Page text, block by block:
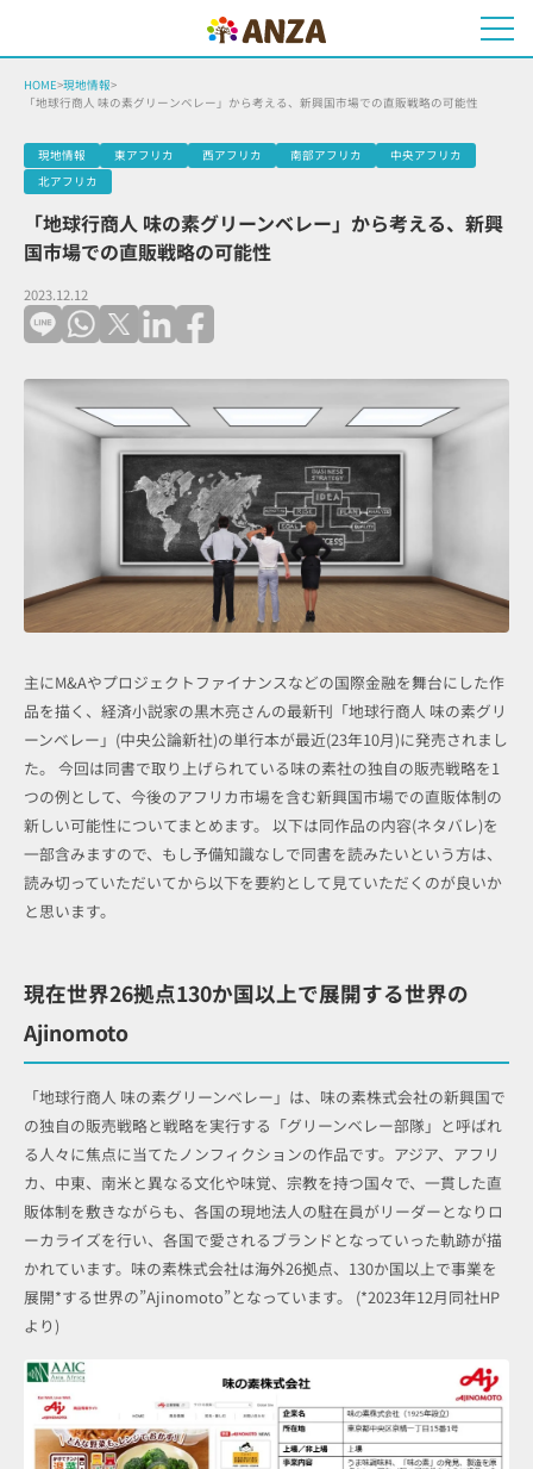
HOME>現地情報>
「地球行商人 味の素グリーンベレー」から考える、新興国市場での直販戦略の可能性
現地情報 東アフリカ 西アフリカ 南部アフリカ
中央アフリカ
北アフリカ
「地球行商人 味の素グリーンベレー」から考える、新興
国市場での直販戦略の可能性
2023.12.12
主にM&Aやプロジェクトファイナンスなどの国際金融を舞台にした作
品を描く、経済小説家の黒木亮さんの最新刊「地球行商人 味の素グリ
ーンベレー」(中央公論新社)の単行本が最近(23年10月)に発売されまし
た。 今回は同書で取り上げられている味の素社の独自の販売戦略を1
つの例として、今後のアフリカ市場を含む新興国市場での直販体制の
新しい可能性についてまとめます。 以下は同作品の内容(ネタバレ)を
一部含みますので、もし予備知識なしで同書を読みたいという方は、
読み切っていただいてから以下を要約として見ていただくのが良いか
と思います。
現在世界26拠点130か国以上で展開する世界の
Ajinomoto
「地球行商人 味の素グリーンベレー」は、味の素株式会社の新興国で
の独自の販売戦略と戦略を実行する「グリーンベレー部隊」と呼ばれ
る人々に焦点に当てたノンフィクションの作品です。アジア、アフリ
カ、中東、南米と異なる文化や味覚、宗教を持つ国々で、一貫した直
販体制を敷きながらも、各国の現地法人の駐在員がリーダーとなりロ
ーカライズを行い、各国で愛されるブランドとなっていった軌跡が描
かれています。味の素株式会社は海外26拠点、130か国以上で事業を
展開*する世界の”Ajinomoto”となっています。 (*2023年12月同社HP
より)